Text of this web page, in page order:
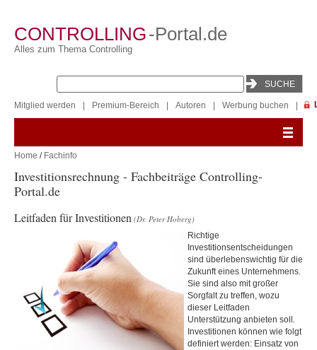
CONTROLLING-Portal.de
Alles zum Thema Controlling
Mitglied werden Premium-Bereich Autoren Werbung buchen
Home / Fachinfo
Investitionsrechnung - Fachbeiträge Controlling-
Portal.de
Leitfaden für Investitionen (Dr. Peter Hoberg)
Richtige
Investitionsentscheidungen
sind überlebenswichtig für die
Zukunft eines Unternehmens.
Sie sind also mit großer
Sorgfalt zu treffen, wozu
dieser Leitfaden
Unterstützung anbieten soll.
Investitionen können wie folgt
definiert werden: Einsatz von